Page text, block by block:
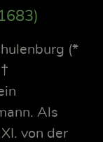
(*
Als
von der